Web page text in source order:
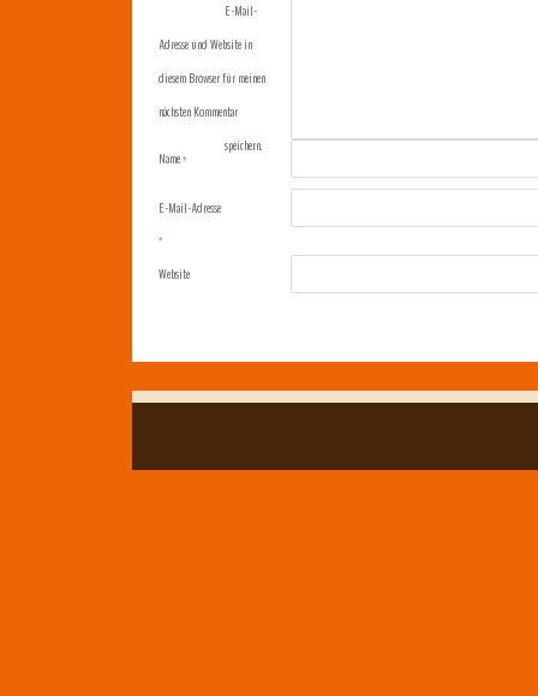
Name*
E-Mail-Adresse
*
Website
E-Mail-
Adresse und Website in
diesem Browser für meinen
nächsten Kommentar
speichern.